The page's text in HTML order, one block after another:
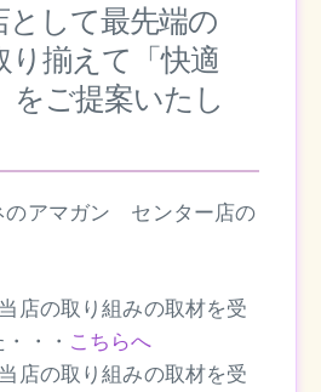
として最先端の
り揃えて「快適
をご提案いたし
のアマガン センター店の
店の取り組みの取材を受
・・ こちらへ
店の取り組みの取材を受